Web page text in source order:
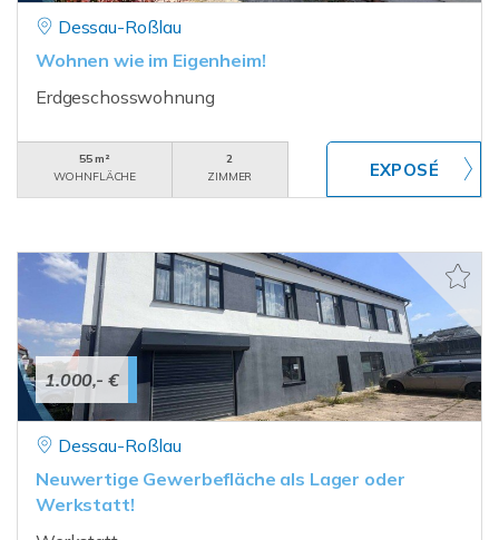
Dessau-Roßlau
Wohnen wie im Eigenheim!
Erdgeschosswohnung
55 m²
WOHNFLÄCHE
2
ZIMMER
1.000,- €
Dessau-Roßlau
Neuwertige Gewerbefläche als Lager oder
Werkstatt!